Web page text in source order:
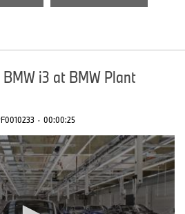
i3 at BMW Plant
· 00:00:25